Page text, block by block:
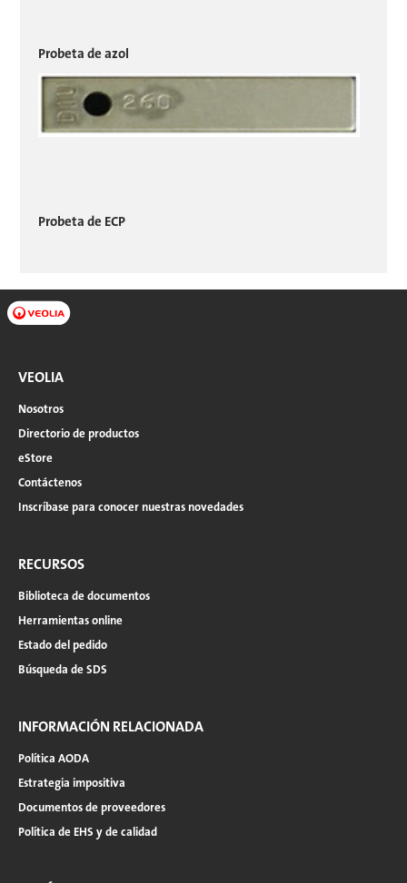
Probeta de azol
Probeta de ECP
VEOLIA
Nosotros
Directorio de productos
eStore
Contáctenos
Inscríbase para conocer nuestras novedades
RECURSOS
Biblioteca de documentos
Herramientas online
Estado del pedido
Búsqueda de SDS
INFORMACIÓN RELACIONADA
Política AODA
Estrategia impositiva
Documentos de proveedores
Política de EHS y de calidad